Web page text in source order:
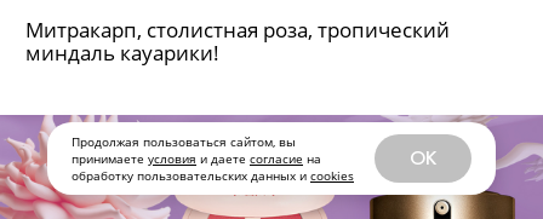
Продолжая пользоваться сайтом, вы
принимаете условия и даете согласие на
обработку пользовательских данных и cookies
OK